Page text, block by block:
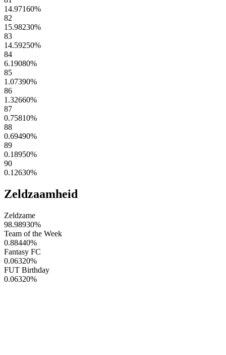
14.97160%
82
15.98230%
83
14.59250%
84
6.19080%
85
1.07390%
86
1.32660%
87
0.75810%
88
0.69490%
89
0.18950%
90
0.12630%
Zeldzaamheid
Zeldzame
98.98930%
Team of the Week
0.88440%
Fantasy FC
0.06320%
FUT Birthday
0.06320%